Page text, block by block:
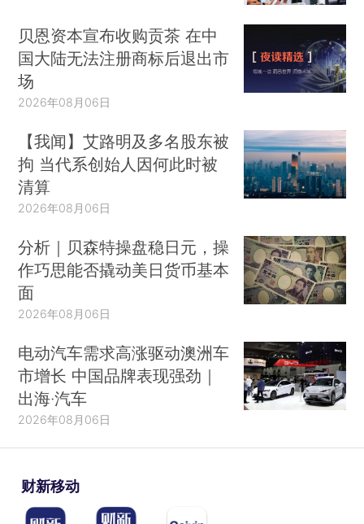
贝恩资本宣布收购贡茶 在中
国大陆无法注册商标后退出市
场
2026年08月06日
【我闻】艾路明及多名股东被
拘 当代系创始人因何此时被
清算
2026年08月06日
分析｜贝森特操盘稳日元，操
作巧思能否撬动美日货币基本
面
2026年08月06日
电动汽车需求高涨驱动澳洲车
市增长 中国品牌表现强劲｜
出海·汽车
2026年08月06日
财新移动